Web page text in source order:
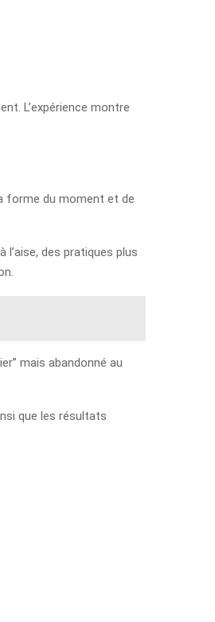
L’expérience montre
forme du moment et de
des pratiques plus
mais abandonné au
que les résultats